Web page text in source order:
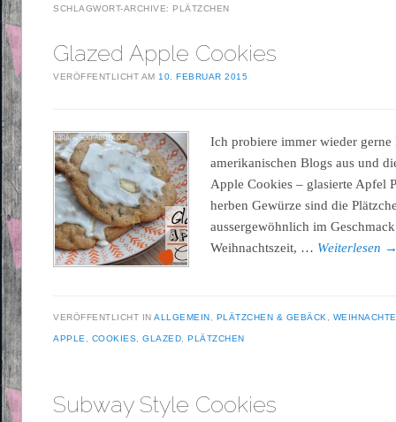
SCHLAGWORT-ARCHIVE: PLÄTZCHEN
Glazed Apple Cookies
VERÖFFENTLICHT AM10. FEBRUAR 2015
Ich probiere immer wieder gerne
amerikanischen Blogs aus und
Apple Cookies – glasierte Apfel
herben Gewürze sind die
aussergewöhnlich im
Weihnachtszeit, … Weiterlesen
VERÖFFENTLICHT INALLGEMEIN PLÄTZCHEN & GEBÄCK
APPLE COOKIES ,GLAZED ,PLÄTZCHEN
Subway Style Cookies